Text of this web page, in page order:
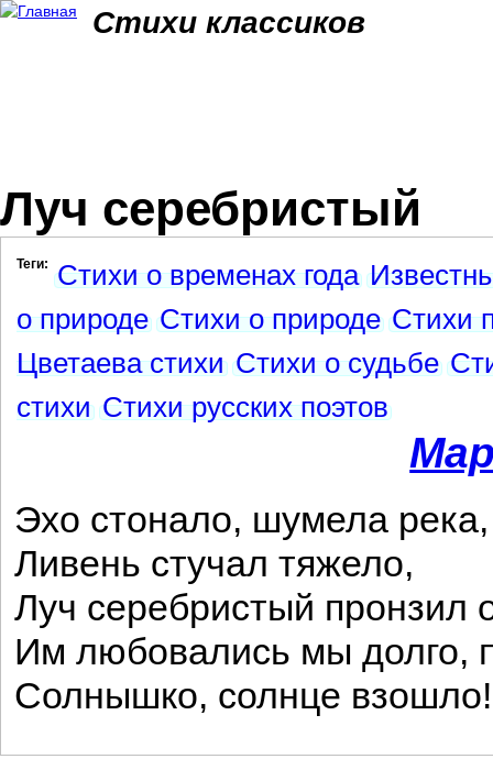
Стихи классиков
Луч серебристый
Теги: Стихи о временах года
о природе Стихи о природе Стихи
Цветаева стихи Стихи о судьбе
стихи Стихи русских поэтов
Эхо стонало, шумела река,
Ливень стучал тяжело,
Луч серебристый пронзил
Им любовались мы долго,
Солнышко, солнце взошло!